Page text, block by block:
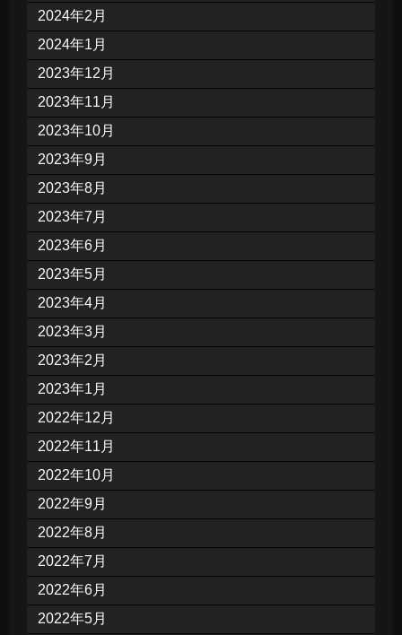
2024年2月
2024年1月
2023年12月
2023年11月
2023年10月
2023年9月
2023年8月
2023年7月
2023年6月
2023年5月
2023年4月
2023年3月
2023年2月
2023年1月
2022年12月
2022年11月
2022年10月
2022年9月
2022年8月
2022年7月
2022年6月
2022年5月